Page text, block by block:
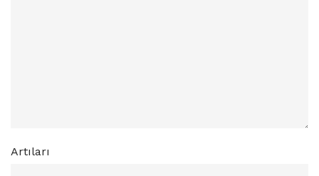
Artıları